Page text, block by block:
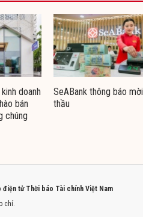
doanh
bán
chúng
SeABank thông báo mời
thầu
tử Thời báo Tài chính Việt Nam
chí.